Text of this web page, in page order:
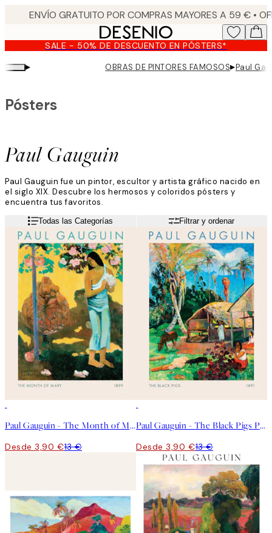
content.SALE - 50% DE DESCUENTO EN PÓSTERS*
▸ OBRAS DE PINTORES FAMOSOS▸Paul
Paul Gauguin
Pósters
Paul Gauguin fue un pintor, escultor y artista gráfico nacido en
el siglo XIX. Descubre los hermosos y coloridos pósters y
encuentra tus favoritos.
Todas las Categorías Filtrar y ordenar
Paul Gauguin - The Month of Mary Poster
Desde 3,90 €13 €
Paul Gauguin - The Black Pigs Poster
Desde 3,90 €13 €